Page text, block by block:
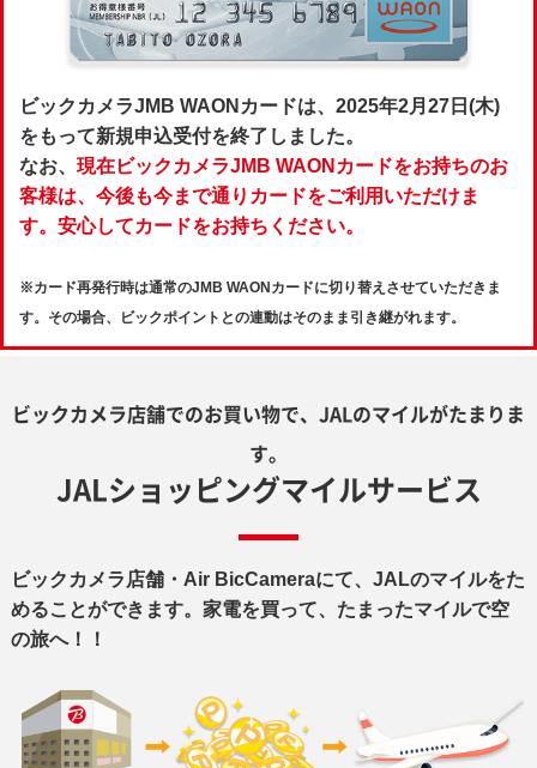
ビックカメラJMB WAONカードは、2025年2月27日(木)
をもって新規申込受付を終了しました。
なお、現在ビックカメラJMB WAONカードをお持ちのお
客様は、今後も今まで通りカードをご利用いただけま
す。安心してカードをお持ちください。
※カード再発行時は通常のJMB WAONカードに切り替えさせていただきま
す。その場合、ビックポイントとの連動はそのまま引き継がれます。
ビックカメラ店舗でのお買い物で、JALのマイルがたまりま
す。
JALショッピングマイルサービス
ビックカメラ店舗・Air BicCameraにて、JALのマイルをた
めることができます。 家電を買って、たまったマイルで空
の旅へ！！